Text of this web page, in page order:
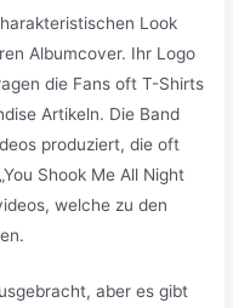
Look
Albumcover. Ihr Logo
die Fans oft T-Shirts
Artikeln. Die Band
produziert, die oft
Shook Me All Night
welche zu den
aber es gibt